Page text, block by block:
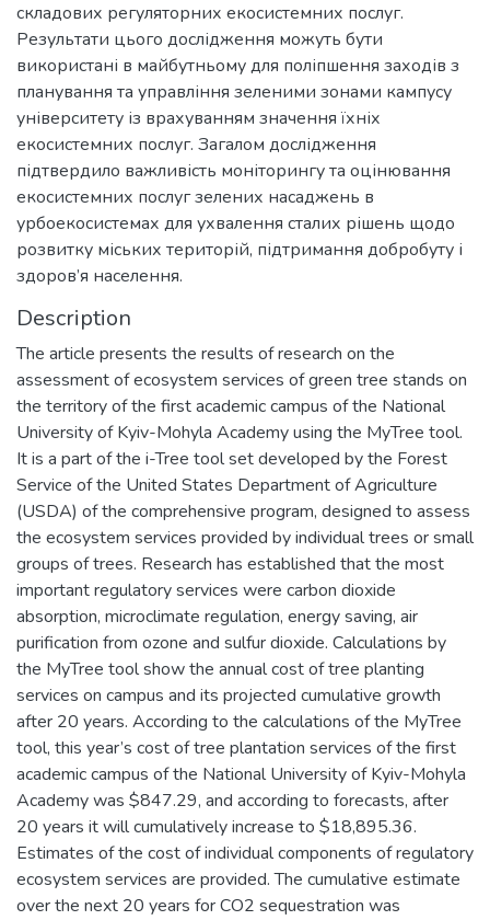
складових регуляторних екосистемних послуг.
Результати цього дослідження можуть бути
використані в майбутньому для поліпшення заходів з
планування та управління зеленими зонами кампусу
університету із врахуванням значення їхніх
екосистемних послуг. Загалом дослідження
підтвердило важливість моніторингу та оцінювання
екосистемних послуг зелених насаджень в
урбоекосистемах для ухвалення сталих рішень щодо
розвитку міських територій, підтримання добробуту і
здоров’я населення.
Description
The article presents the results of research on the
assessment of ecosystem services of green tree stands on
the territory of the first academic campus of the National
University of Kyiv-Mohyla Academy using the MyTree tool.
It is a part of the i-Tree tool set developed by the Forest
Service of the United States Department of Agriculture
(USDA) of the comprehensive program, designed to assess
the ecosystem services provided by individual trees or small
groups of trees. Research has established that the most
important regulatory services were carbon dioxide
absorption, microclimate regulation, energy saving, air
purification from ozone and sulfur dioxide. Calculations by
the MyTree tool show the annual cost of tree planting
services on campus and its projected cumulative growth
after 20 years. According to the calculations of the MyTree
tool, this year’s cost of tree plantation services of the first
academic campus of the National University of Kyiv-Mohyla
Academy was $847.29, and according to forecasts, after
20 years it will cumulatively increase to $18,895.36.
Estimates of the cost of individual components of regulatory
ecosystem services are provided. The cumulative estimate
over the next 20 years for CO2 sequestration was